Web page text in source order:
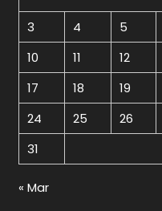
3
4 5
10
11 12
17
18 19
24
25 26
31
« Mar